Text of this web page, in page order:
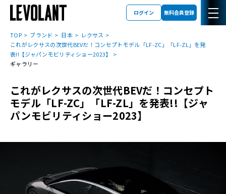
ログイン 無料会員登録
TOP ブランド 日本
レクサス
これがレクサスの次世代BEVだ！コンセプトモデル「LF-ZC」「LF-ZL」を発
表!!【ジャパンモビリティショー2023】
ギャラリー
これがレクサスの次世代BEVだ！コンセプト
モデル「LF-ZC」「LF-ZL」を発表!!【ジャ
パンモビリティショー2023】